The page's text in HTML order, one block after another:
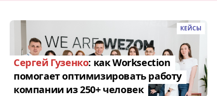
КЕЙСЫ
Сергей Гузенко: как Worksection
помогает оптимизировать работу
компании из 250+ человек